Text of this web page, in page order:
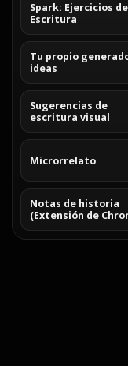
Spark: Ejercicios de
Escritura
Tu propio
ideas
Sugerencias de
escritura visual
Microrrelato
Notas de historia
(Extensión de